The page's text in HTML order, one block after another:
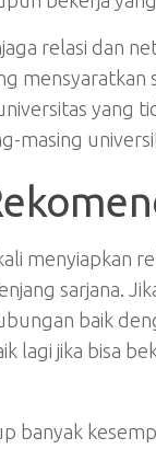
relasi dan
yang
masing
menyiapkan
sarjana.
baik
lagi jika bisa
banyak